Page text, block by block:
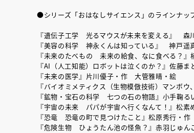
●シリーズ「おはなしサイエンス」のラインナ
『遺伝子工学 光るマウスが未来を変える』
『美容の科学 神永くんは知っている』 神戸
『未来のたべもの 未来の給食、なに食べる？
『AI（人工知能）ロボットは泣くのか？』佐藤
『未来の医学』片川優子・作 大管雅晴・絵
『バイオミメティクス（生物模倣技術）マンボ
『鉱物・宝石の科学 七つの石の物語』小手鞠
『宇宙の未来 パパが宇宙へ行くなんて！』松
『恐竜 恐竜の町で見つけたこと』松原秀行・
『危険生物 ひょうたん池の怪魚？』赤羽じゅ